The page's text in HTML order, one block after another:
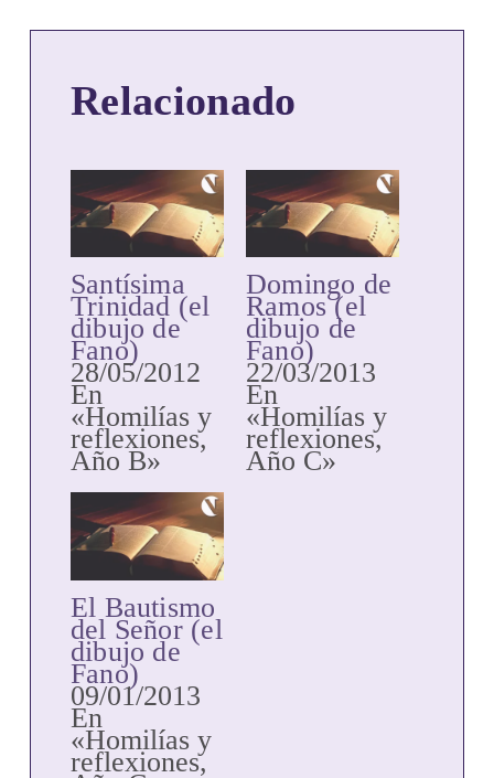
Relacionado
Santísima
Trinidad (el
dibujo de
Fano)
28/05/2012
En
«Homilías y
reflexiones,
Año B»
Domingo de
Ramos (el
dibujo de
Fano)
22/03/2013
En
«Homilías y
reflexiones,
Año C»
El Bautismo
del Señor (el
dibujo de
Fano)
09/01/2013
En
«Homilías y
reflexiones,